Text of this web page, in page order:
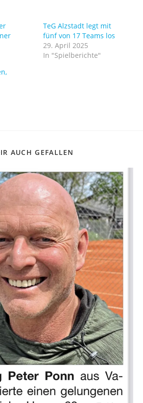
TeG Alzstadt legt mit
fünf von 17 Teams los
29. April 2025
In "Spielberichte"
AUCH GEFALLEN